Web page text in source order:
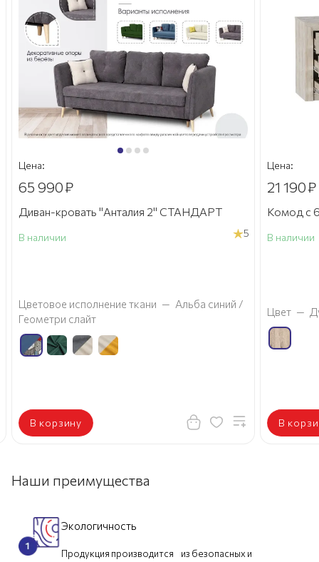
Цена:
65 990₽
Диван-кровать "Анталия 2" СТАНДАРТ
В наличии 5
Цветовое исполнение ткани — Альба синий /
Геометри слайт
В корзину
Цена:
21 190₽
Комод с
В наличии
Цвет —
В
Наши преимущества
Экологичность
Продукция производится из безопасных и